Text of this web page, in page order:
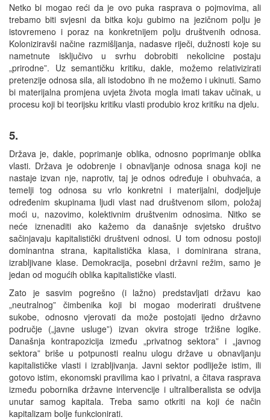
Netko bi mogao reći da je ovo puka rasprava o pojmovima, ali
trebamo biti svjesni da bitka koju gubimo na jezičnom polju je
istovremeno i poraz na konkretnijem polju društvenih odnosa.
Koloniziravši načine razmišljanja, nadasve riječi, dužnosti koje su
nametnute isključivo u svrhu dobrobiti nekolicine postaju
„prirodne”. Uz semantičku kritiku, dakle, možemo relativizirati
pretenzije odnosa sila, ali istodobno ih ne možemo i ukinuti. Samo
bi materijalna promjena uvjeta života mogla imati takav učinak, u
procesu koji bi teorijsku kritiku vlasti produbio kroz kritiku na djelu.
5.
Država je, dakle, poprimanje oblika, odnosno poprimanje oblika
vlasti. Država je odobrenje i obnavljanje odnosa snaga koji ne
nastaje izvan nje, naprotiv, taj je odnos određuje i obuhvaća, a
temelji tog odnosa su vrlo konkretni i materijalni, dodjeljuje
određenim skupinama ljudi vlast nad društvenom silom, položaj
moći u, nazovimo, kolektivnim društvenim odnosima. Nitko se
neće iznenaditi ako kažemo da današnje svjetsko društvo
sačinjavaju kapitalistički društveni odnosi. U tom odnosu postoji
dominantna strana, kapitalistička klasa, i dominirana strana,
izrabljivane klase. Demokracija, posebni državni režim, samo je
jedan od mogućih oblika kapitalističke vlasti.
Zato je sasvim pogrešno (i lažno) predstavljati državu kao
„neutralnog” čimbenika koji bi mogao moderirati društvene
sukobe, odnosno vjerovati da može postojati ijedno državno
područje („javne usluge”) izvan okvira stroge tržišne logike.
Današnja kontrapozicija između „privatnog sektora” i „javnog
sektora” briše u potpunosti realnu ulogu države u obnavljanju
kapitalističke vlasti i izrabljivanja. Javni sektor podliježe istim, ili
gotovo istim, ekonomski pravilima kao i privatni, a čitava rasprava
između pobornika državne intervencije i ultraliberalista se odvija
unutar samog kapitala. Treba samo otkriti na koji će način
kapitalizam bolje funkcionirati.